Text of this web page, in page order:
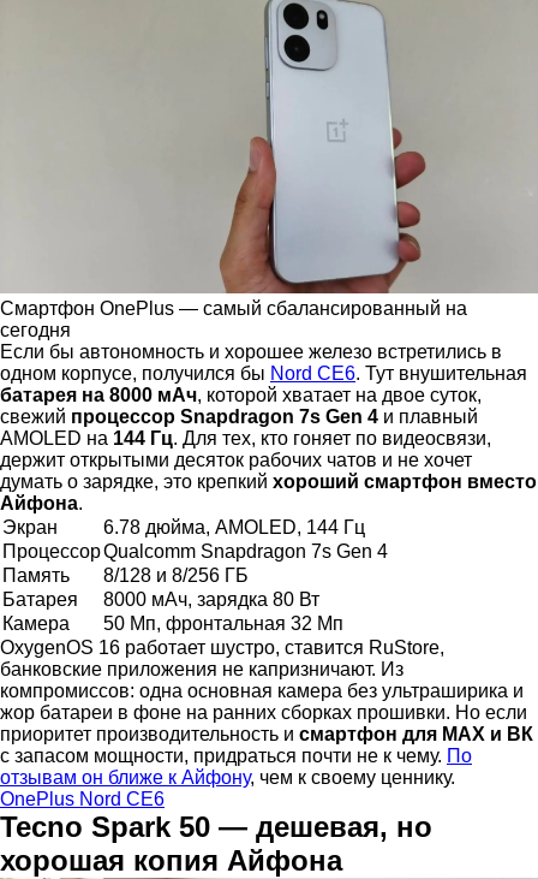
Смартфон OnePlus — самый сбалансированный на
сегодня
Если бы автономность и хорошее железо встретились в
одном корпусе, получился бы Nord CE6. Тут внушительная
батарея на 8000 мАч, которой хватает на двое суток,
свежий процессор Snapdragon 7s Gen 4 и плавный
AMOLED на 144 Гц. Для тех, кто гоняет по видеосвязи,
держит открытыми десяток рабочих чатов и не хочет
думать о зарядке, это крепкий хороший смартфон вместо
Айфона.
Экран
6.78 дюйма, AMOLED, 144 Гц
ПроцессорQualcomm Snapdragon 7s Gen 4
Память
8/128 и 8/256 ГБ
Батарея
8000 мАч, зарядка 80 Вт
Камера
50 Мп, фронтальная 32 Мп
OxygenOS 16 работает шустро, ставится RuStore,
банковские приложения не капризничают. Из
компромиссов: одна основная камера без ультраширика и
жор батареи в фоне на ранних сборках прошивки. Но если
приоритет производительность и смартфон для МАХ и ВК
с запасом мощности, придраться почти не к чему. По
отзывам он ближе к Айфону, чем к своему ценнику.
OnePlus Nord CE6
Tecno Spark 50 — дешевая, но
хорошая копия Айфона